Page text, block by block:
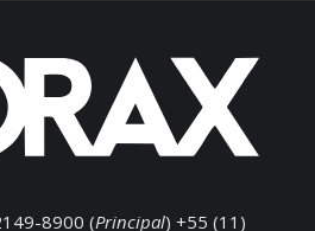
8900 (Principal) +55 (11)